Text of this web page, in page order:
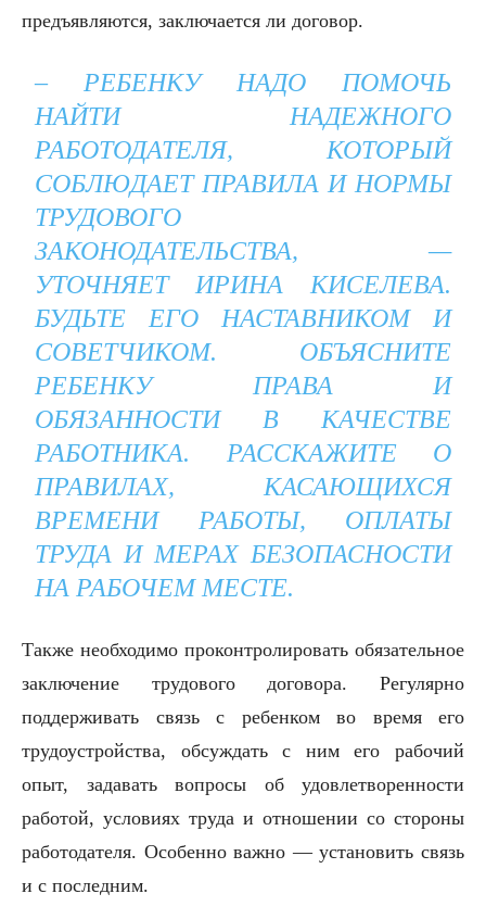
предъявляются, заключается ли договор.
– РЕБЕНКУ НАДО ПОМОЧЬ
НАЙТИ НАДЕЖНОГО
РАБОТОДАТЕЛЯ, КОТОРЫЙ
СОБЛЮДАЕТ ПРАВИЛА И НОРМЫ
ТРУДОВОГО
ЗАКОНОДАТЕЛЬСТВА, —
УТОЧНЯЕТ ИРИНА КИСЕЛЕВА.
БУДЬТЕ ЕГО НАСТАВНИКОМ И
СОВЕТЧИКОМ. ОБЪЯСНИТЕ
РЕБЕНКУ ПРАВА И
ОБЯЗАННОСТИ В КАЧЕСТВЕ
РАБОТНИКА. РАССКАЖИТЕ О
ПРАВИЛАХ, КАСАЮЩИХСЯ
ВРЕМЕНИ РАБОТЫ, ОПЛАТЫ
ТРУДА И МЕРАХ БЕЗОПАСНОСТИ
НА РАБОЧЕМ МЕСТЕ.
Также необходимо проконтролировать обязательное
заключение трудового договора. Регулярно
поддерживать связь с ребенком во время его
трудоустройства, обсуждать с ним его рабочий
опыт, задавать вопросы об удовлетворенности
работой, условиях труда и отношении со стороны
работодателя. Особенно важно — установить связь
и с последним.